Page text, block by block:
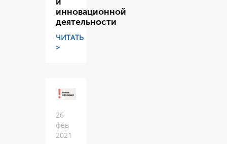
инновационной
деятельности
ЧИТАТЬ
>
26
фев
2021